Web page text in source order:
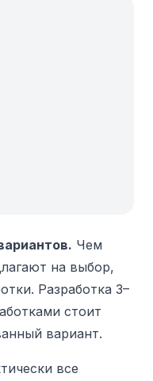
Чем
на выбор,
Разработка 3–
стоит
вариант.
все